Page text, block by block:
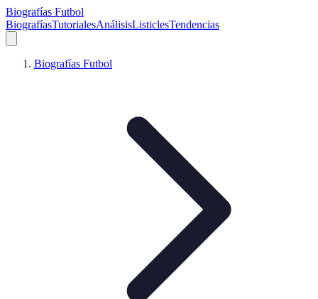
Biografías Futbol
BiografíasTutorialesAnálisisListiclesTendencias
Biografías Futbol